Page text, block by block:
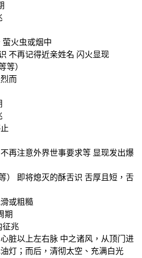
火虫或烟中
不再记得近亲姓名 闪火显现
等）
而
再注意外界世事要求等 显现发出爆
） 即将熄灭的酥舌识 舌厚且短，舌
或粗糙
期
征兆
脏以上左右脉 中之诸风，从顶门进
灯；而后，清彻太空、充满白光